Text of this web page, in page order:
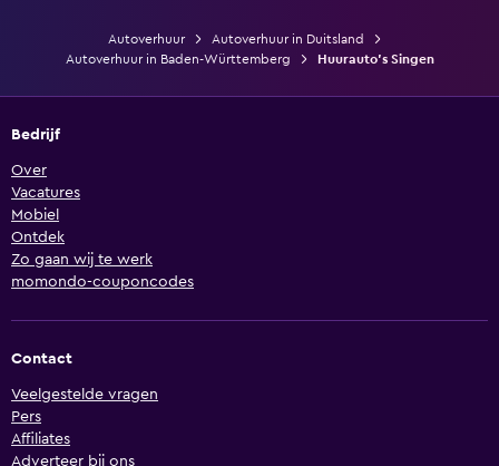
Autoverhuur
Autoverhuur in Duitsland
Autoverhuur in Baden-Württemberg
Huurauto's Singen
Bedrijf
Over
Vacatures
Mobiel
Ontdek
Zo gaan wij te werk
momondo-couponcodes
Contact
Veelgestelde vragen
Pers
Affiliates
Adverteer bij ons